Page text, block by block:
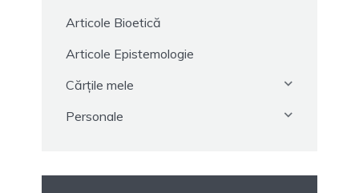
Articole Bioetică
Articole Epistemologie
Cărțile mele
Personale